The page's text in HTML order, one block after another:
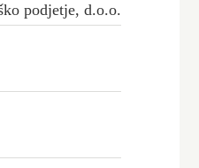
podjetje, d.o.o.